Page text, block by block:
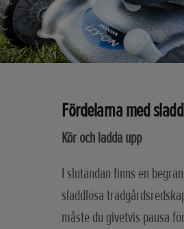
Fördelarna med
Kör och ladda upp
I slutändan finns en
sladdlösa
måste du givetvis pausa